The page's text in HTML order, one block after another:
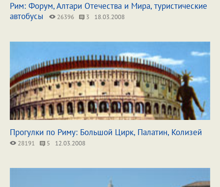
Рим: Форум, Алтари Отечества и Мира, туристические
автобусы
26396 3 18.03.2008
Прогулки по Риму: Большой Цирк, Палатин, Колизей
28191 5 12.03.2008